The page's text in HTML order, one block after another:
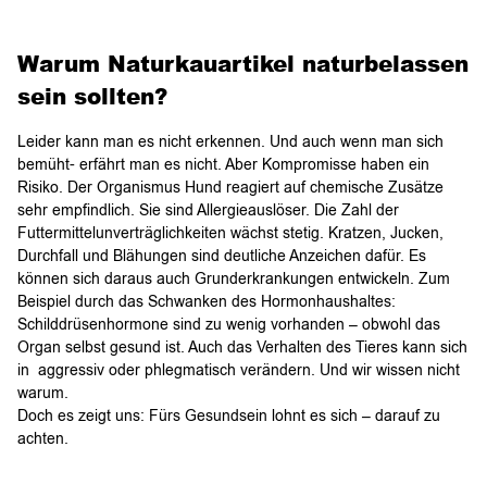
Warum Naturkauartikel naturbelassen
sein sollten?
Leider kann man es nicht erkennen. Und auch wenn man sich
bemüht- erfährt man es nicht. Aber Kompromisse haben ein
Risiko. Der Organismus Hund reagiert auf chemische Zusätze
sehr empfindlich. Sie sind Allergieauslöser. Die Zahl der
Futtermittelunverträglichkeiten wächst stetig. Kratzen, Jucken,
Durchfall und Blähungen sind deutliche Anzeichen dafür. Es
können sich daraus auch Grunderkrankungen entwickeln. Zum
Beispiel durch das Schwanken des Hormonhaushaltes:
Schilddrüsenhormone sind zu wenig vorhanden – obwohl das
Organ selbst gesund ist. Auch das Verhalten des Tieres kann sich
in aggressiv oder phlegmatisch verändern. Und wir wissen nicht
warum.
Doch es zeigt uns: Fürs Gesundsein lohnt es sich – darauf zu
achten.